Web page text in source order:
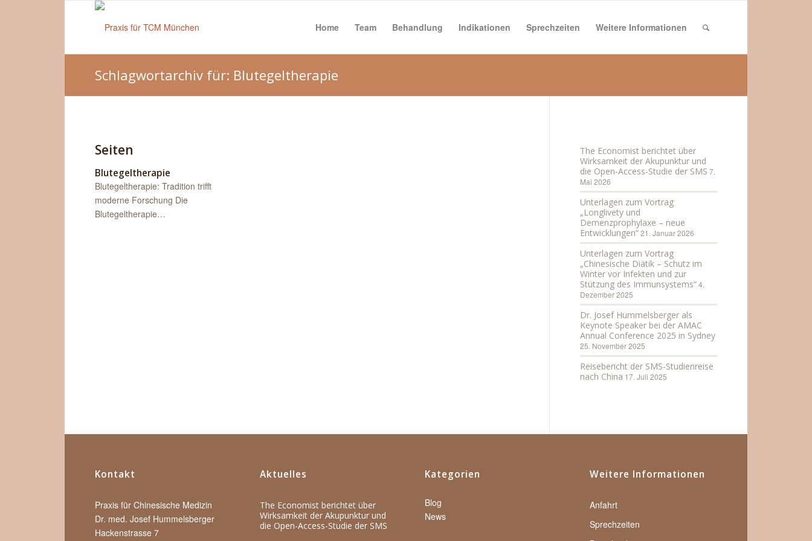
Home Team Behandlung Indikationen Sprechzeiten Weitere Informationen
Schlagwortarchiv für: Blutegeltherapie
Seiten
Blutegeltherapie
Blutegeltherapie: Tradition trifft
moderne Forschung Die
Blutegeltherapie…
The Economist berichtet über
Wirksamkeit der Akupunktur und
die Open-Access-Studie der SMS 7.
Mai 2026
Unterlagen zum Vortrag
„Longlivety und
Demenzprophylaxe – neue
Entwicklungen“21. Januar 2026
Unterlagen zum Vortrag
„Chinesische Diätik – Schutz im
Winter vor Infekten und zur
Stützung des Immunsystems“4.
Dezember 2025
Dr. Josef Hummelsberger als
Keynote Speaker bei der AMAC
Annual Conference 2025 in Sydney
25. November 2025
Reisebericht der SMS-Studienreise
nach China 17. Juli 2025
Kontakt
Praxis für Chinesische Medizin
Dr. med. Josef Hummelsberger
Hackenstrasse 7
Aktuelles
The Economist berichtet über
Wirksamkeit der Akupunktur und
die Open-Access-Studie der SMS
Kategorien
Blog
News
Weitere Informationen
Anfahrt
Sprechzeiten